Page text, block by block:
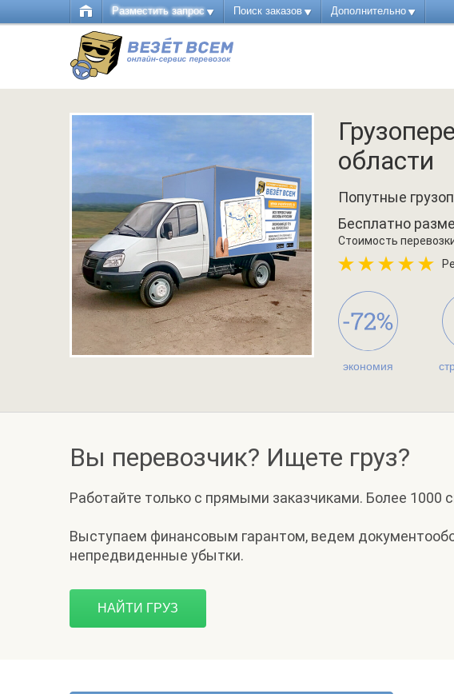
Разместить запрос Поиск заказов Дополнительно
области
Попутные
Бесплатно
Стоимость
экономия
Вы перевозчик? Ищете груз?
Работайте только с прямыми заказчиками. Более 1000
Выступаем финансовым гарантом, ведем
непредвиденные убытки.
НАЙТИ ГРУЗ